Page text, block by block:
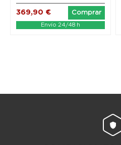
369,90 € Comprar
Envío 24/48 h